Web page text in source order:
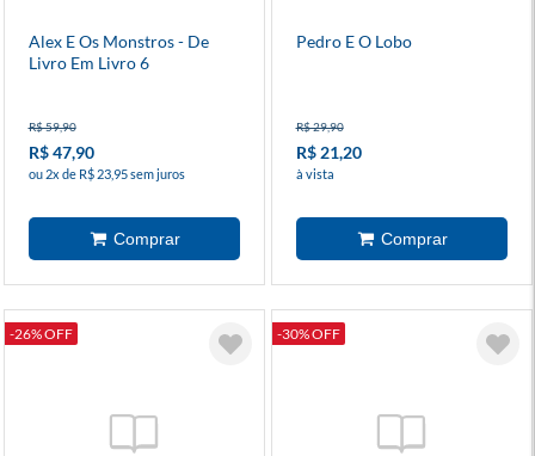
Alex E Os Monstros - De
Livro Em Livro 6
R$ 59,90
R$ 47,90
ou 2x de R$ 23,95 sem juros
Pedro E O Lobo
R$ 29,90
R$ 21,20
à vista
-26% OFF -30% OFF